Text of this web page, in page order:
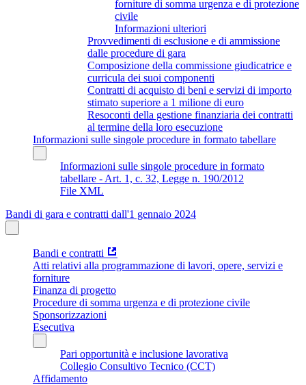
forniture di somma urgenza e di protezione
civile
Informazioni ulteriori
Provvedimenti di esclusione e di ammissione
dalle procedure di gara
Composizione della commissione giudicatrice e
curricula dei suoi componenti
Contratti di acquisto di beni e servizi di importo
stimato superiore a 1 milione di euro
Resoconti della gestione finanziaria dei contratti
al termine della loro esecuzione
Informazioni sulle singole procedure in formato tabellare
Informazioni sulle singole procedure in formato
tabellare - Art. 1, c. 32, Legge n. 190/2012
File XML
Bandi di gara e contratti dall'1 gennaio 2024
Bandi e contratti
Atti relativi alla programmazione di lavori, opere, servizi e
forniture
Finanza di progetto
Procedure di somma urgenza e di protezione civile
Sponsorizzazioni
Esecutiva
Pari opportunità e inclusione lavorativa
Collegio Consultivo Tecnico (CCT)
Affidamento